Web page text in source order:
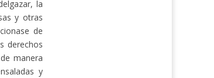
la
y otras
de
derechos
manera
y